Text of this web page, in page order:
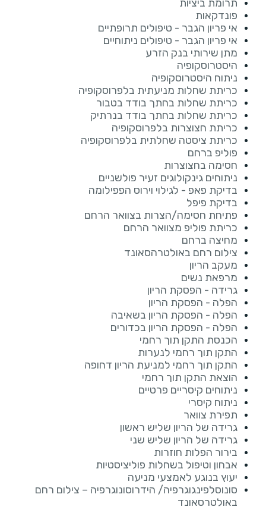
תרומת ביציות
פונדקאות
אי פריון הגבר - טיפולים תרופתיים
אי פריון הגבר - טיפולים ניתוחיים
מתן שירותי בנק הזרע
היסטרוסקופיה
ניתוח היסטרוסקופיה
כריתת שחלות מניעתית בלפרוסקופיה
כריתת שחלות בחתך בודד בטבור
כריתת שחלות בחתך בודד בנרתיק
כריתת חצוצרות בלפרוסקופיה
כריתת ציסטה שחלתית בלפרוסקופיה
פוליפ ברחם
חסימה בחצוצרות
ניתוחים גינקולוגים זעיר פולשניים
בדיקת פאפ - לגילוי וירוס הפפילומה
בדיקת פיפל
פתיחת חסימה/הצרות בצוואר הרחם
כריתת פוליפ מצוואר הרחם
מחיצה ברחם
צילום רחם באולטרהסאונד
מעקב הריון
מרפאת נשים
גרידה - הפסקת הריון
הפלה - הפסקת הריון
הפלה - הפסקת הריון בשאיבה
הפלה - הפסקת הריון בכדורים
הכנסת התקן תוך רחמי
התקן תוך רחמי לנערות
התקן תוך רחמי למניעת הריון דחופה
הוצאת התקן תוך רחמי
ניתוחים קיסריים פרטיים
ניתוח קיסרי
תפירת צוואר
גרידה של הריון שליש ראשון
גרידה של הריון שליש שני
בירור הפלות חוזרות
אבחון וטיפול בשחלות פוליציסטיות
יעוץ בנוגע לאמצעי מניעה
סונוסלפינגוגרפיה/ הידרוסונוגרפיה – צילום רחם
באולטרסאונד